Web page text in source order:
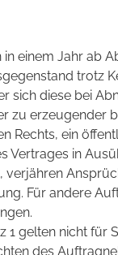
einem Jahr ab
trotz
sich diese bei
zu erzeugender
Rechts, ein
Vertrages in
verjähren
Für andere
1 gelten nicht für
des